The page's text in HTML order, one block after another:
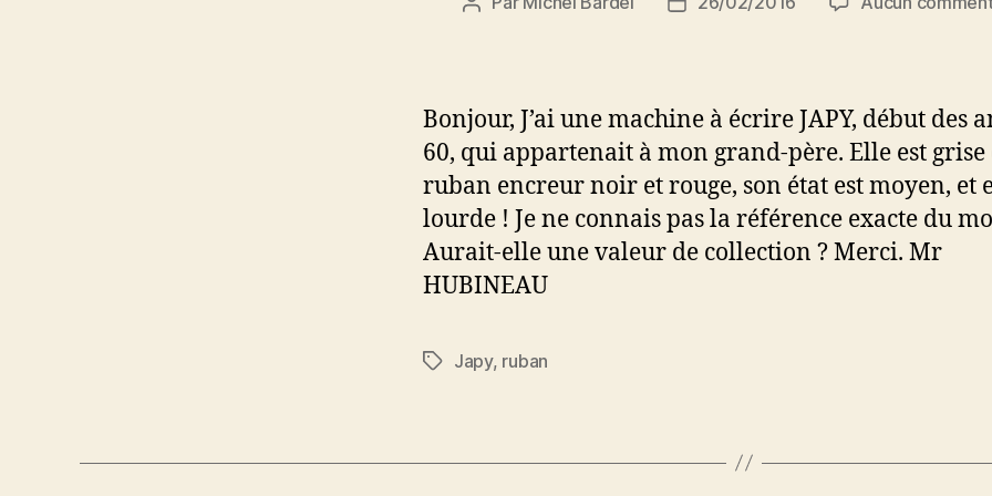
Bonjour, J’ai une machine à écrire JAPY, début des
60, qui appartenait à mon grand-père. Elle est grise
ruban encreur noir et rouge, son état est moyen, et
lourde ! Je ne connais pas la référence exacte du
Aurait-elle une valeur de collection ? Merci. Mr
HUBINEAU
Étiquettes
Japy, ruban